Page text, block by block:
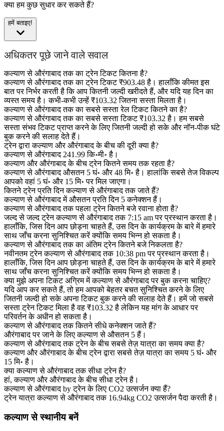
क्या हम कुछ सुधार कर सकते हैं?
हमें बताइए!
अधिकतर पूछे जाने वाले सवाल
कल्याण से औरंगाबाद तक का ट्रेन टिकट कितना है?
कल्याण से औरंगाबाद तक का ट्रेन टिकट ₹903.48 है। हालाँकि कीमत इस
बात पर निर्भर करती है कि आप कितनी जल्दी खरीदते हैं, और यदि यह दिन का
व्यस्त समय है। कभी-कभी उन्हें ₹103.32 जितना सस्ता मिलता है।
कल्याण से औरंगाबाद तक का सबसे सस्ता रेल टिकट कितने का है?
कल्याण से औरंगाबाद तक का सबसे सस्ता टिकट ₹103.32 है। हम सबसे
सस्ता संभव टिकट प्राप्त करने के लिए जितनी जल्दी हो सके और नॉन-पीक घंटे
बुक करने की सलाह देते हैं।
ट्रेन द्वारा कल्याण और औरंगाबाद के बीच की दूरी क्या है?
कल्याण से औरंगाबाद 241.99 कि॰मी॰ है।
कल्याण और औरंगाबाद के बीच ट्रेन कितने समय तक रहता है?
कल्याण से औरंगाबाद औसतन 5 घं॰ और 48 मि॰ है। हालांकि सबसे तेज विकल्प
आपको वहां 5 घं॰ और 15 मि॰ पर मिल जाएगा।
कितने ट्रेन प्रति दिन कल्याण से औरंगाबाद तक जाते हैं?
कल्याण से औरंगाबाद में औसतन प्रति दिन 5 कनेक्शन हैं।
कल्याण से औरंगाबाद तक पहला ट्रेन कितने बजे रवाना होता है?
जल्द से जल्द ट्रेन कल्याण से औरंगाबाद तक 7:15 am पर प्रस्थान करता है।
हालाँकि, जिस दिन आप छोड़ना चाहते हैं, उस दिन के कार्यक्रम के बारे में हमारे
साथ जाँच करना सुनिश्चित करें क्योंकि समय भिन्न हो सकता है।
कल्याण से औरंगाबाद तक का अंतिम ट्रेन कितने बजे निकलता है?
नवीनतम ट्रेन कल्याण से औरंगाबाद तक 10:38 pm पर प्रस्थान करता है।
हालाँकि, जिस दिन आप छोड़ना चाहते हैं, उस दिन के कार्यक्रम के बारे में हमारे
साथ जाँच करना सुनिश्चित करें क्योंकि समय भिन्न हो सकता है।
क्या मुझे अपना टिकट अग्रिम में कल्याण से औरंगाबाद पर बुक करना चाहिए?
यदि आप कर सकते हैं, तो हम आपको बेहतर बचत सुनिश्चित करने के लिए
जितनी जल्दी हो सके अपना टिकट बुक करने की सलाह देते हैं। हमें जो सबसे
सस्ता ट्रेन टिकट मिला है वह ₹103.32 है लेकिन यह मांग के आधार पर
परिवर्तन के अधीन हो सकता है।
कल्याण से औरंगाबाद तक कितने सीधे कनेक्शन जाते हैं?
औरंगाबाद पर जाने के लिए कल्याण से औसतन 5 हैं।
कल्याण से औरंगाबाद तक ट्रेन के बीच सबसे तेज़ यात्रा का समय क्या है?
कल्याण और औरंगाबाद के बीच ट्रेन द्वारा सबसे तेज़ यात्रा का समय 5 घं॰ और
15 मि॰ है।
क्या कल्याण से औरंगाबाद तक सीधा ट्रेन है?
हां, कल्याण और औरंगाबाद के बीच सीधा ट्रेन है।
कल्याण से औरंगाबाद by ट्रेन के लिए CO2 उत्सर्जन क्या हैं?
ट्रेन यात्रा कल्याण से औरंगाबाद तक 16.94kg CO2 उत्सर्जन पैदा करती है।
कल्याण से स्थानीय बनें